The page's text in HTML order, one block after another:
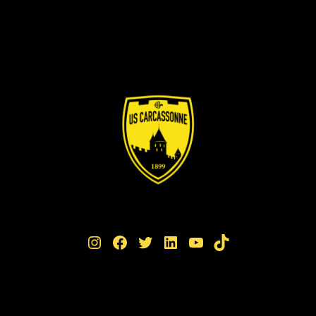
Instagram Facebook Twitter LinkedIn YouTube TikTok